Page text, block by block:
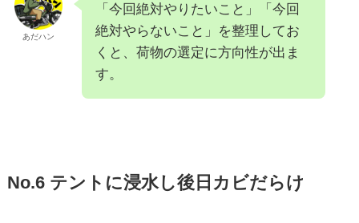
あだハン
「今回絶対やりたいこと」「今回
絶対やらないこと」を整理してお
くと、荷物の選定に方向性が出ま
す。
No.6 テントに浸水し後日カビだらけ